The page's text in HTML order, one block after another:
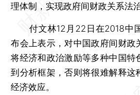
理体制，实现政府间财政关系法治
付文林12月22日在2018中
布会上表示，对中国政府间财政
将经济和政治激励等多种中国特
到分析框架，否则将很难解释这
经济效应。